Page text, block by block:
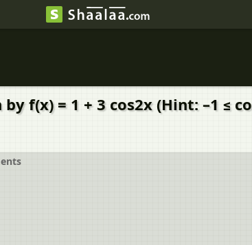
= 1 + 3 cos2x (Hint: –1 ≤